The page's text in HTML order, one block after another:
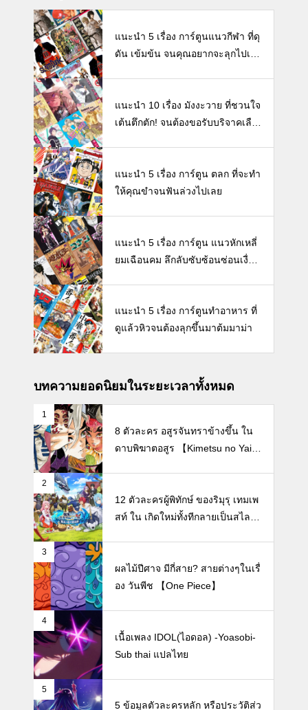
แนะนำ 5 เรื่อง การ์ตูนแนวกีฬา ที่ดุ
ดัน เข้มข้น จนคุณอยากจะลุกไปเล่
แนะนำ 10 เรื่อง มังงะวาย ที่ชวนใจ
เต้นตึกตัก! จนต้องขอรับบริจาคเลือ
แนะนำ 5 เรื่อง การ์ตูน ตลก ที่จะทำ
ให้คุณขำจนฟันล่วงไปเลย
แนะนำ 5 เรื่อง การ์ตูน แนวหักเหลี่
ยมเฉือนคม ลึกลับซับซ้อนซ่อนเงื่อน
แนะนำ 5 เรื่อง การ์ตูนทำอาหาร ที่
ดูแล้วหิวจนต้องลุกขึ้นมาต้มมาม่า
บทความยอดนิยมในระยะเวลาทั้งหมด
1
8 ตัวละคร อสูรจันทราข้างขึ้น ใน
ดาบพิฆาตอสูร 【Kimetsu no Yaib
2
12 ตัวละครผู้พิทักษ์ ของริมุรุ เทมเพ
สท์ ใน เกิดใหม่ทั้งทีกลายเป็นสไลม์ไ
3
ผลไม้ปีศาจ มีกี่สาย? สายต่างๆในเรื่
อง วันพีช 【One Piece】
4
เนื้อเพลง IDOL(ไอดอล) -Yoasobi-
Sub thai แปลไทย
5
5 ข้อมูลตัวละครหลัก หรือประวัติส่ว